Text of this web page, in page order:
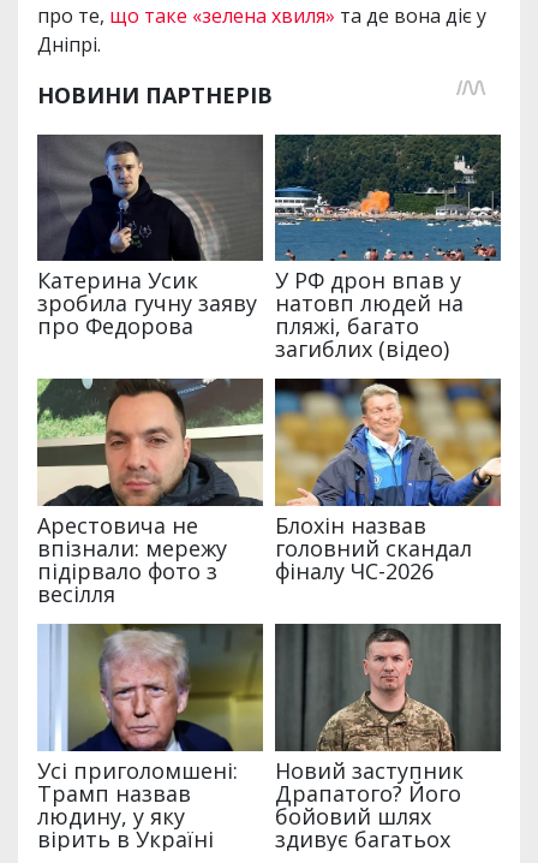
про те, що таке «зелена хвиля» та де вона діє у
Дніпрі.